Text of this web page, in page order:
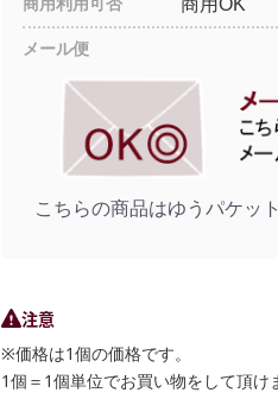
商用OK
メール便
こちらの商品はゆうパケッ
注意
※価格は1個の価格です。
1個＝1個単位でお買い物をして頂け